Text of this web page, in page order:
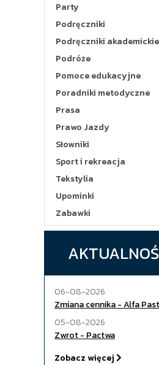
Party
Podręczniki
Podręczniki akademickie
Podróże
Pomoce edukacyjne
Poradniki metodyczne
Prasa
Prawo Jazdy
Słowniki
Sport i rekreacja
Tekstylia
Upominki
Zabawki
06-08-2026
Zmiana cennika - Alfa
05-08-2026
Zwrot - Pactwa
Zobacz więcej